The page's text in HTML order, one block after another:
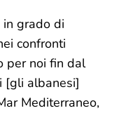
in grado di
confronti
per noi fin dal
[gli albanesi]
Mediterraneo,